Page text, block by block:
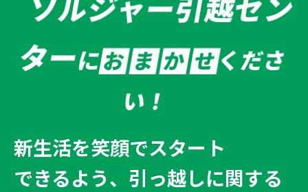
ソルジャー引越セン
ターにおまかせくださ
い！
新生活を笑顔でスタート
できるよう、 引っ越しに関する